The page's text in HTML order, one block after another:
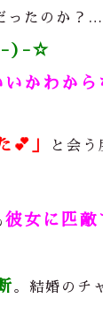
ったのか？ …
)-☆
いかわか
💕 」 と会
彼女に匹
。結婚のチ